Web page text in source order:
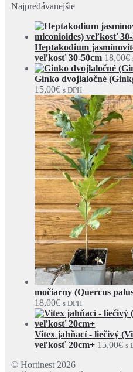
Najpredávanejšie
Heptakodium
veľkosť 30-50cm 18,00€
Ginko dvojlaločné
15,00€ s DPH
močiarny (Quercus
18,00€ s DPH
Vitex jahňací - liečivý
veľkosť 20cm+ 15,00€ s
© Hortinest 2026